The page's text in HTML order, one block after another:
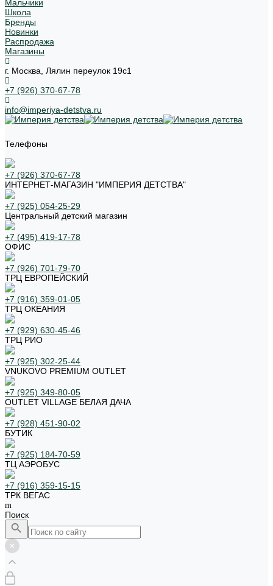
Мальчики
Школа
Бренды
Новинки
Распродажа
Магазины
г. Москва, Лялин переулок 19с1
+7 (926) 370-67-78
info@imperiya-detstva.ru
Телефоны
+7 (926) 370-67-78
ИНТЕРНЕТ-МАГАЗИН "ИМПЕРИЯ ДЕТСТВА"
+7 (925) 054-25-29
Центральный детский магазин
+7 (495) 419-17-78
ОФИС
+7 (926) 701-79-70
ТРЦ ЕВРОПЕЙСКИЙ
+7 (916) 359-01-05
ТРЦ ОКЕАНИЯ
+7 (929) 630-45-46
ТРЦ РИО
+7 (925) 302-25-44
VNUKOVO PREMIUM OUTLET
+7 (925) 349-80-05
OUTLET VILLAGE БЕЛАЯ ДАЧА
+7 (928) 451-90-02
БУТИК
+7 (925) 184-70-59
ТЦ АЭРОБУС
+7 (916) 359-15-15
ТРК ВЕГАС
Поиск